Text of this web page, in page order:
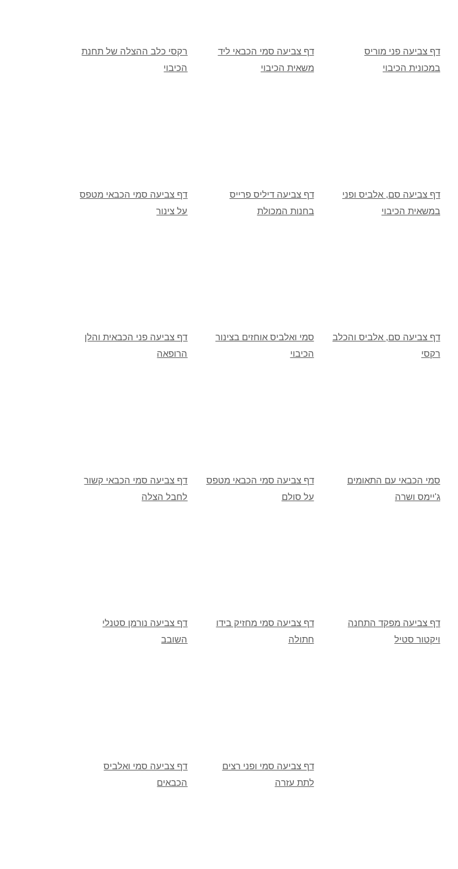
רקסי כלב ההצלה של תחנת
הכיבוי
דף צביעה סמי הכבאי ליד
משאית הכיבוי
דף צביעה פני מוריס
במכונית הכיבוי
דף צביעה סמי הכבאי מטפס
על צינור
דף צביעה דיליס פרייס
בחנות המכולת
דף צביעה סם, אלביס ופני
במשאית הכיבוי
דף צביעה פני הכבאית והלן
הרופאה
סמי ואלביס אוחזים בצינור
הכיבוי
דף צביעה סם, אלביס והכלב
רקסי
דף צביעה סמי הכבאי קשור
לחבל הצלה
דף צביעה סמי הכבאי מטפס
על סולם
סמי הכבאי עם התאומים
ג'יימס ושרה
דף צביעה נורמן סטנלי
השובב
דף צביעה סמי מחזיק בידו
חתולה
דף צביעה מפקד התחנה
ויקטור סטיל
דף צביעה סמי ואלביס
הכבאים
דף צביעה סמי ופני רצים
לתת עזרה